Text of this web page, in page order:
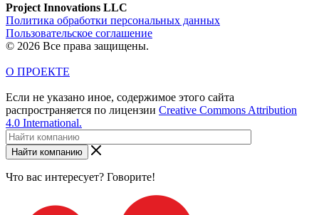
Project Innovations LLC
Политика обработки персональных данных
Пользовательское соглашение
© 2026 Все права защищены.
О ПРОЕКТЕ
Если не указано иное, содержимое этого сайта
распространяется по лицензии Creative Commons Attribution
4.0 International.
Найти компанию
Что вас интересует? Говорите!